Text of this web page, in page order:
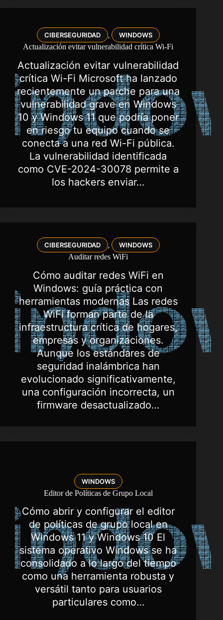
CIBERSEGURIDAD , WINDOWS
Actualización evitar vulnerabilidad crítica Wi-Fi
Actualización evitar vulnerabilidad
crítica Wi-Fi Microsoft ha lanzado
recientemente un parche para una
vulnerabilidad grave en Windows
10 y Windows 11 que podría poner
en riesgo tu equipo cuando se
conecta a una red Wi-Fi pública.
La vulnerabilidad identificada
como CVE-2024-30078 permite a
los hackers enviar…
CIBERSEGURIDAD , WINDOWS
Auditar redes WiFi
Cómo auditar redes WiFi en
Windows: guía práctica con
herramientas modernas Las redes
WiFi forman parte de la
infraestructura crítica de hogares,
empresas y organizaciones.
Aunque los estándares de
seguridad inalámbrica han
evolucionado significativamente,
una configuración incorrecta, un
firmware desactualizado…
WINDOWS
Editor de Políticas de Grupo Local
Cómo abrir y configurar el editor
de políticas de grupo local en
Windows 11 y Windows 10 El
sistema operativo Windows se ha
consolidado a lo largo del tiempo
como una herramienta robusta y
versátil tanto para usuarios
particulares como…